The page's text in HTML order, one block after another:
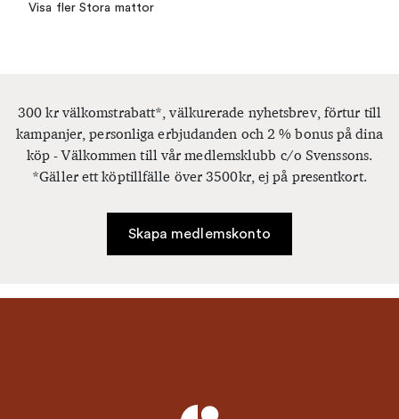
Visa fler Stora mattor
300 kr välkomstrabatt*, välkurerade nyhetsbrev, förtur till
kampanjer, personliga erbjudanden och 2 % bonus på dina
köp - Välkommen till vår medlemsklubb c/o Svenssons.
*Gäller ett köptillfälle över 3500kr, ej på presentkort.
Skapa medlemskonto